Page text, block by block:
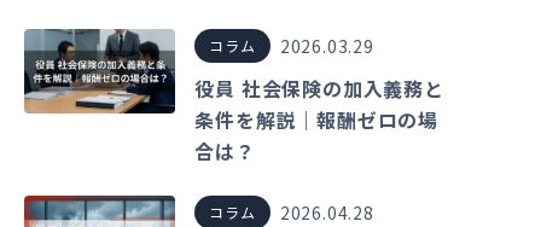
コラム 2026.03.29
役員 社会保険の加入義務と
条件を解説｜報酬ゼロの場
合は？
コラム 2026.04.28